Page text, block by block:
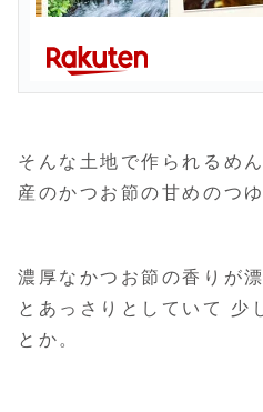
そんな土地で作られるめ
産のかつお節の甘めのつゆ
濃厚なかつお節の香りが
とあっさりとしていて 少
とか。